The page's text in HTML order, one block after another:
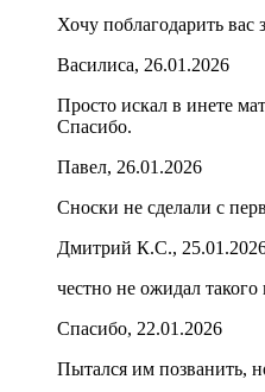
Хочу поблагодарить
Василиса, 26.01.2026
Просто искал в инете
Спасибо.
Павел, 26.01.2026
Сноски не сделали с
Дмитрий К.С.,
честно не ожидал
Спасибо, 22.01.2026
Пытался им позванить,